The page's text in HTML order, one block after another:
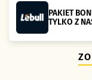
PAKIET
TYLKO Z